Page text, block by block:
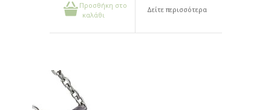
Προσθήκη στο
καλάθι
Δείτε περισσότερα